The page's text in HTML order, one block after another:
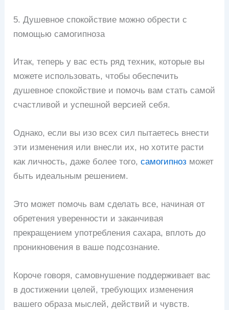
5. Душевное спокойствие можно обрести с
помощью самогипноза
Итак, теперь у вас есть ряд техник, которые вы
можете использовать, чтобы обеспечить
душевное спокойствие и помочь вам стать самой
счастливой и успешной версией себя.
Однако, если вы изо всех сил пытаетесь внести
эти изменения или внесли их, но хотите расти
как личность, даже более того,самогипноз может
быть идеальным решением.
Это может помочь вам сделать все, начиная от
обретения уверенности и заканчивая
прекращением употребления сахара, вплоть до
проникновения в ваше подсознание.
Короче говоря, самовнушение поддерживает вас
в достижении целей, требующих изменения
вашего образа мыслей, действий и чувств.